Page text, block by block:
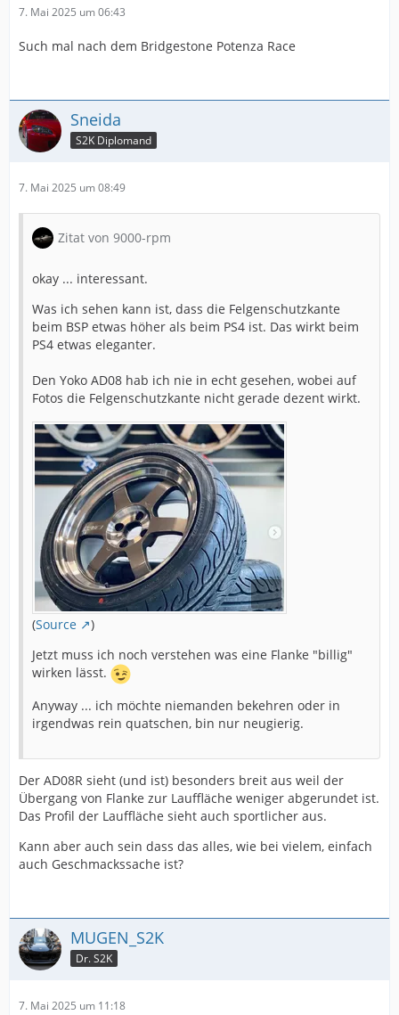
7. Mai 2025 um 06:43
Such mal nach dem Bridgestone Potenza Race
Sneida
S2K Diplomand
7. Mai 2025 um 08:49
Zitat von 9000-rpm
okay ... interessant.
Was ich sehen kann ist, dass die Felgenschutzkante
beim BSP etwas höher als beim PS4 ist. Das wirkt beim
PS4 etwas eleganter.
Den Yoko AD08 hab ich nie in echt gesehen, wobei auf
Fotos die Felgenschutzkante nicht gerade dezent wirkt.
(Source
)
Jetzt muss ich noch verstehen was eine Flanke "billig"
wirken lässt.
Anyway ... ich möchte niemanden bekehren oder in
irgendwas rein quatschen, bin nur neugierig.
Der AD08R sieht (und ist) besonders breit aus weil der
Übergang von Flanke zur Lauffläche weniger abgerundet ist.
Das Profil der Lauffläche sieht auch sportlicher aus.
Kann aber auch sein dass das alles, wie bei vielem, einfach
auch Geschmackssache ist?
MUGEN_S2K
Dr. S2K
7. Mai 2025 um 11:18